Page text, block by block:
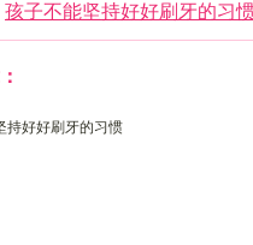
孩子不能坚持好好刷牙的习
持好好刷牙的习惯